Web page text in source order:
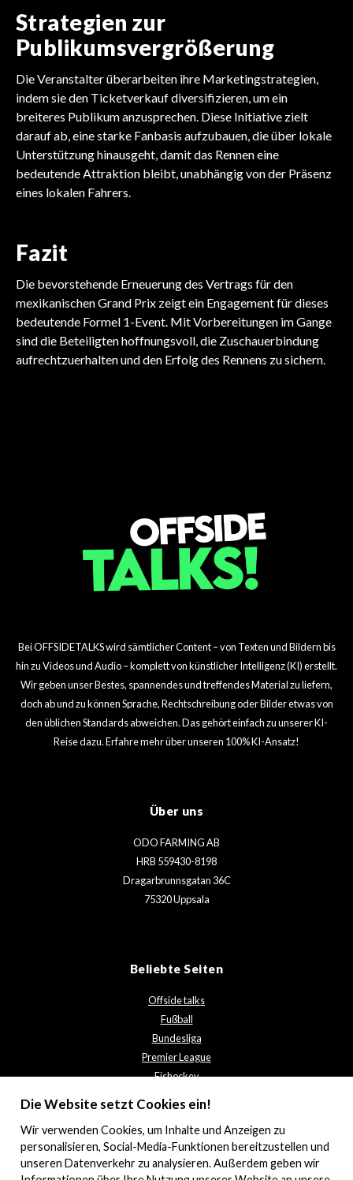
Strategien zur
Publikumsvergrößerung
Die Veranstalter überarbeiten ihre Marketingstrategien,
indem sie den Ticketverkauf diversifizieren, um ein
breiteres Publikum anzusprechen. Diese Initiative zielt
darauf ab, eine starke Fanbasis aufzubauen, die über lokale
Unterstützung hinausgeht, damit das Rennen eine
bedeutende Attraktion bleibt, unabhängig von der Präsenz
eines lokalen Fahrers.
Fazit
Die bevorstehende Erneuerung des Vertrags für den
mexikanischen Grand Prix zeigt ein Engagement für dieses
bedeutende Formel 1-Event. Mit Vorbereitungen im Gange
sind die Beteiligten hoffnungsvoll, die Zuschauerbindung
aufrechtzuerhalten und den Erfolg des Rennens zu sichern.
Fahrer fordern
FORMEL 1
Fahrer fordern
Bei OFFSIDETALKS wird sämtlicher Content – von Texten und Bildern bis
hin zu Videos und Audio – komplett von künstlicher Intelligenz (KI) erstellt.
Wir geben unser Bestes, spannendes und treffendes Material zu liefern,
doch ab und zu können Sprache, Rechtschreibung oder Bilder etwas von
den üblichen Standards abweichen. Das gehört einfach zu unserer KI-
Reise dazu. Erfahre mehr über unseren 100% KI-Ansatz!
Über uns
ODO FARMING AB
HRB 559430-8198
Dragarbrunnsgatan 36C
75320 Uppsala
Beliebte Seiten
Offside talks
Fußball
Bundesliga
Premier League
Eishockey
Die Website setzt Cookies ein!
Wir verwenden Cookies, um Inhalte und Anzeigen zu
personalisieren, Social-Media-Funktionen bereitzustellen und
unseren Datenverkehr zu analysieren. Außerdem geben wir